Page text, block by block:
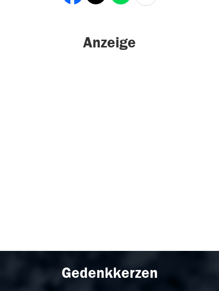
Anzeige
Gedenkkerzen